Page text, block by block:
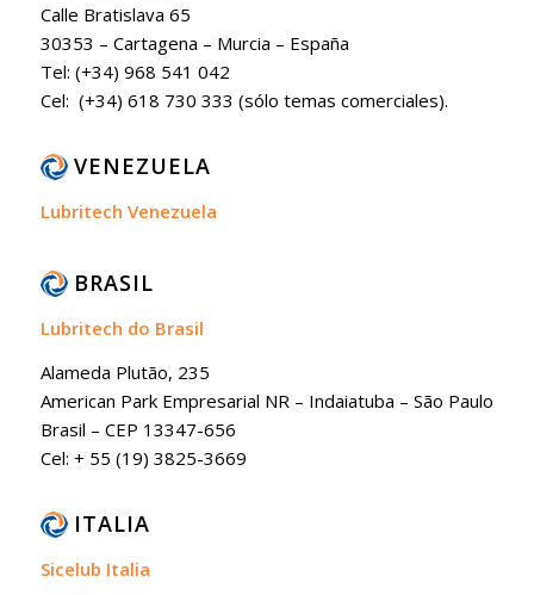
Calle Bratislava 65
30353 – Cartagena – Murcia – España
Tel: (+34) 968 541 042
Cel: (+34) 618 730 333 (sólo temas comerciales).
VENEZUELA
Lubritech Venezuela
BRASIL
Lubritech do Brasil
Alameda Plutão, 235
American Park Empresarial NR – Indaiatuba – São Paulo
Brasil – CEP 13347-656
Cel: + 55 (19) 3825-3669
ITALIA
Sicelub Italia